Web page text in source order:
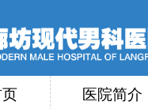
医院简介